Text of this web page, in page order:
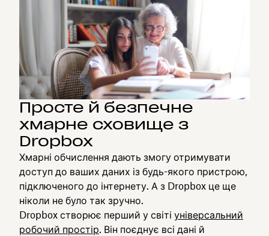
Просте й безпечне
хмарне сховище з
Dropbox
Хмарні обчислення дають змогу отримувати
доступ до ваших даних із будь-якого пристрою,
підключеного до інтернету. А з Dropbox це ще
ніколи не було так зручно.
Dropbox створює перший у світі універсальний
робочий простір. Він поєднує всі дані й